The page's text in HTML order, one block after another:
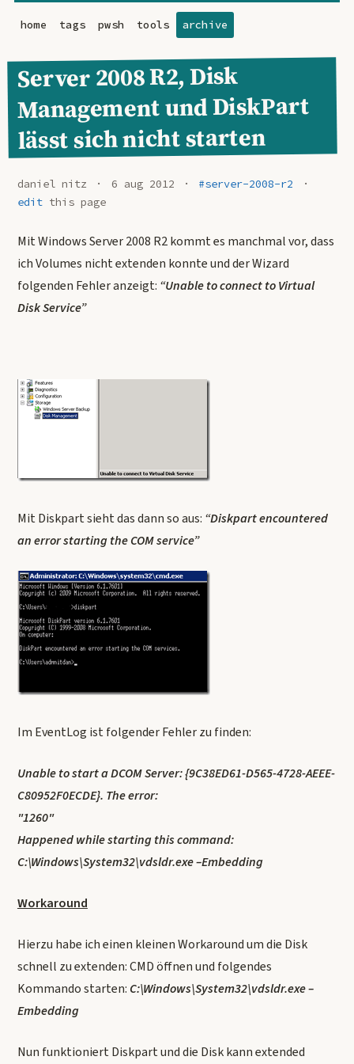
home tags pwsh tools archive
Server 2008 R2, Disk
Management und DiskPart
lässt sich nicht starten
daniel nitz 6 aug 2012
#server-2008-r2
editthis page
Mit Windows Server 2008 R2 kommt es manchmal vor, dass
ich Volumes nicht extenden konnte und der Wizard
folgenden Fehler anzeigt: “Unable to connect to Virtual
Disk Service”
Mit Diskpart sieht das dann so aus: “Diskpart encountered
an error starting the COM service”
Im EventLog ist folgender Fehler zu finden:
Unable to start a DCOM Server: {9C38ED61-D565-4728-AEEE-
C80952F0ECDE}. The error:
"1260"
Happened while starting this command:
C:\Windows\System32\vdsldr.exe –Embedding
Workaround
Hierzu habe ich einen kleinen Workaround um die Disk
schnell zu extenden: CMD öffnen und folgendes
Kommando starten: C:\Windows\System32\vdsldr.exe –
Embedding
Nun funktioniert Diskpart und die Disk kann extended